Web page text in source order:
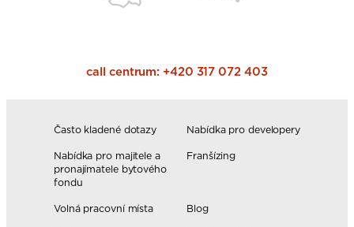
call centrum: +420 317 072 403
Často kladené dotazy
Nabídka pro developery
Nabídka pro majitele a
pronajímatele bytového
fondu
Franšízing
Volná pracovní místa
Blog